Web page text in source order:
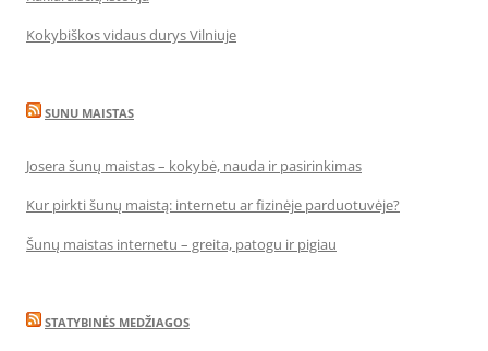
Kokybiškos vidaus durys Vilniuje
SUNU MAISTAS
Josera šunų maistas – kokybė, nauda ir pasirinkimas
Kur pirkti šunų maistą: internetu ar fizinėje parduotuvėje?
Šunų maistas internetu – greita, patogu ir pigiau
STATYBINĖS MEDŽIAGOS